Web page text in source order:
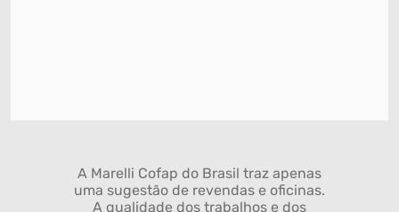
A Marelli Cofap do Brasil traz apenas
uma sugestão de revendas e oficinas.
A qualidade dos trabalhos e dos